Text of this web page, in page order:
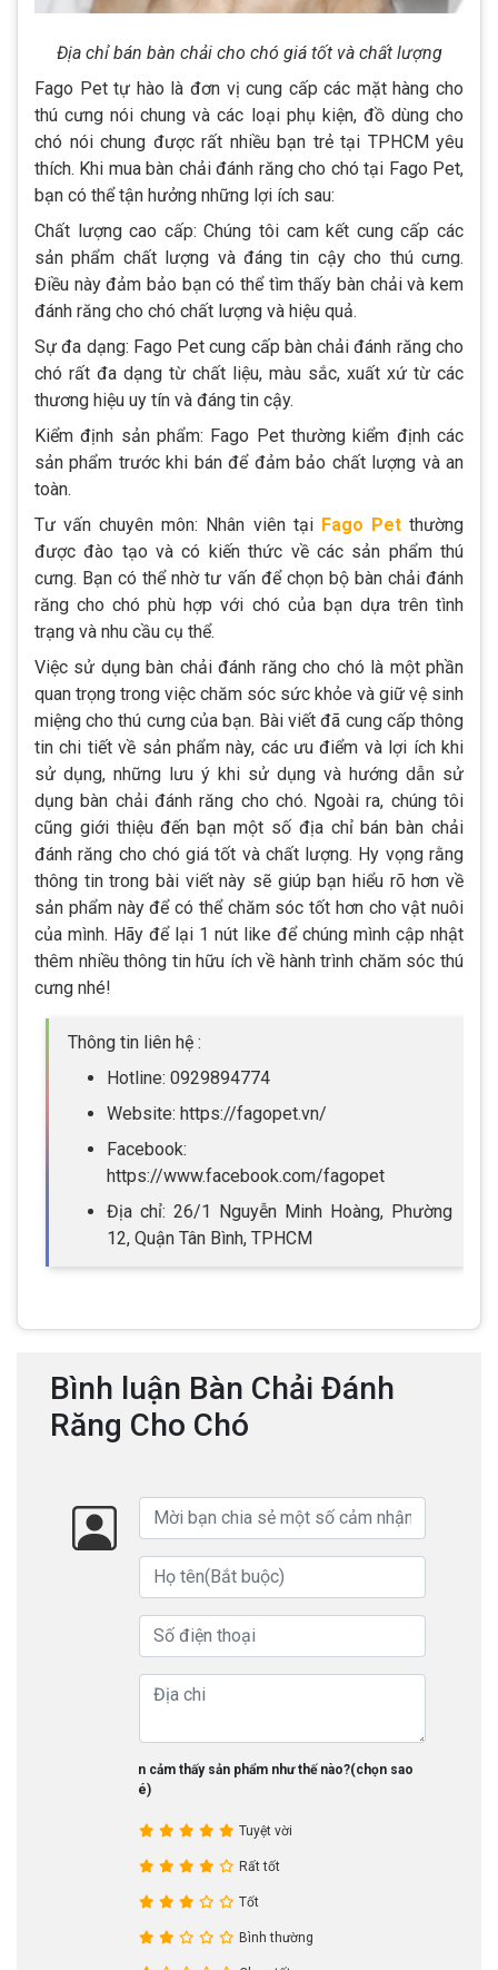
Địa chỉ bán bàn chải cho chó giá tốt và chất lượng
Fago Pet tự hào là đơn vị cung cấp các mặt hàng cho
thú cưng nói chung và các loại phụ kiện, đồ dùng cho
chó nói chung được rất nhiều bạn trẻ tại TPHCM yêu
thích. Khi mua bàn chải đánh răng cho chó tại Fago Pet,
bạn có thể tận hưởng những lợi ích sau:
Chất lượng cao cấp: Chúng tôi cam kết cung cấp các
sản phẩm chất lượng và đáng tin cậy cho thú cưng.
Điều này đảm bảo bạn có thể tìm thấy bàn chải và kem
đánh răng cho chó chất lượng và hiệu quả.
Sự đa dạng: Fago Pet cung cấp bàn chải đánh răng cho
chó rất đa dạng từ chất liệu, màu sắc, xuất xứ từ các
thương hiệu uy tín và đáng tin cậy.
Kiểm định sản phẩm: Fago Pet thường kiểm định các
sản phẩm trước khi bán để đảm bảo chất lượng và an
toàn.
Tư vấn chuyên môn: Nhân viên tại Fago Petthường
được đào tạo và có kiến thức về các sản phẩm thú
cưng. Bạn có thể nhờ tư vấn để chọn bộ bàn chải đánh
răng cho chó phù hợp với chó của bạn dựa trên tình
trạng và nhu cầu cụ thể.
Việc sử dụng bàn chải đánh răng cho chó là một phần
quan trọng trong việc chăm sóc sức khỏe và giữ vệ sinh
miệng cho thú cưng của bạn. Bài viết đã cung cấp thông
tin chi tiết về sản phẩm này, các ưu điểm và lợi ích khi
sử dụng, những lưu ý khi sử dụng và hướng dẫn sử
dụng bàn chải đánh răng cho chó. Ngoài ra, chúng tôi
cũng giới thiệu đến bạn một số địa chỉ bán bàn chải
đánh răng cho chó giá tốt và chất lượng. Hy vọng rằng
thông tin trong bài viết này sẽ giúp bạn hiểu rõ hơn về
sản phẩm này để có thể chăm sóc tốt hơn cho vật nuôi
của mình. Hãy để lại 1 nút like để chúng mình cập nhật
thêm nhiều thông tin hữu ích về hành trình chăm sóc thú
cưng nhé!
Thông tin liên hệ :
Hotline: 0929894774
Website: https://fagopet.vn/
Facebook:
https://www.facebook.com/fagopet
Địa chỉ: 26/1 Nguyễn Minh Hoàng, Phường
12, Quận Tân Bình, TPHCM
Bình luận Bàn Chải Đánh
Răng Cho Chó
Bạn cảm thấy sản phẩm như thế nào?(chọn sao
nhé)
Tuyệt vời
Rất tốt
Tốt
Bình thường